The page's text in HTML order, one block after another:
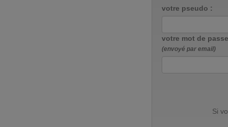
votre pseudo :
votre mot de
(envoyé par email)
Si